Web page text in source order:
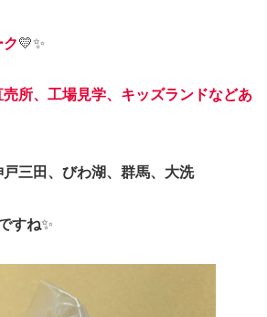
💛✨
所、工場見学、キッズランドなどあ
三田、びわ湖、群馬、大洗
すね✨